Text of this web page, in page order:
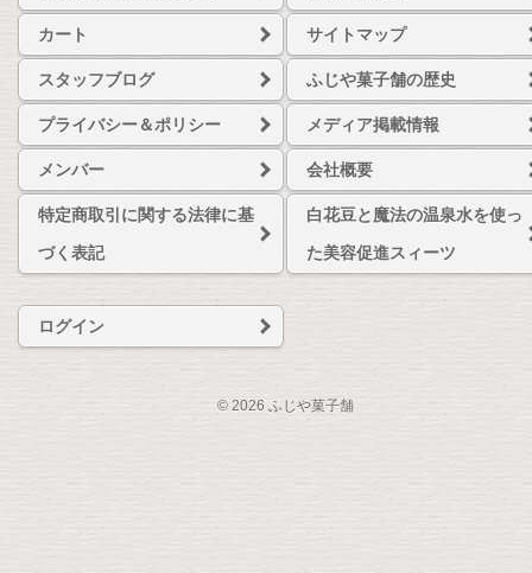
カート サイトマップ
スタッフブログ ふじや菓子舗の歴史
プライバシー＆ポリシー メディア掲載情報
メンバー 会社概要
特定商取引に関する法律に基
づく表記
白花豆と魔法の温泉水を使っ
た美容促進スィーツ
ログイン
© 2026 ふじや菓子舗